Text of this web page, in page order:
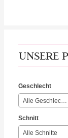
UNSERE
Geschlecht
Alle Geschlechter
Schnitt
Alle Schnitte